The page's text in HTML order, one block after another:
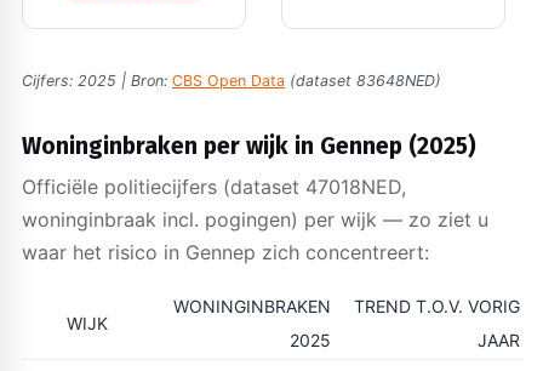
Cijfers: 2025 | Bron: CBS Open Data (dataset 83648NED)
Woninginbraken per wijk in Gennep (2025)
Officiële politiecijfers (dataset 47018NED,
woninginbraak incl. pogingen) per wijk — zo ziet u
waar het risico in Gennep zich concentreert:
WIJK
WONINGINBRAKEN
2025
TREND T.O.V. VORIG
JAAR